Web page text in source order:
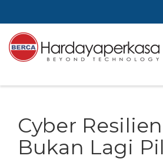
Cyber
Bukan Lagi